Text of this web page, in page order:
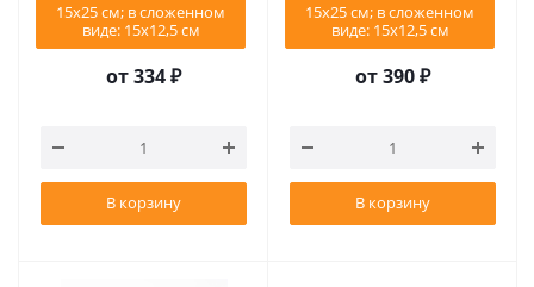
15x25 см; в сложенном
виде: 15x12,5 см
от334 ₽
В корзину
15x25 см; в сложенном
виде: 15x12,5 см
от390 ₽
В корзину